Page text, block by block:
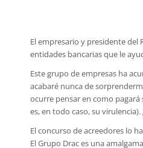
El empresario y presidente del
entidades bancarias que le
Este grupo de empresas ha
acabaré nunca de
ocurre pensar en como
es, en todo caso, su
El concurso de acreedores lo
El Grupo Drac es una